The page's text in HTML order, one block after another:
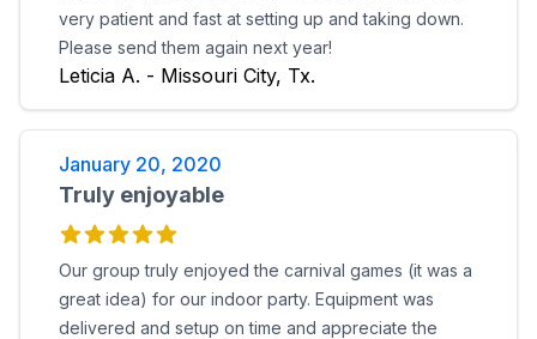
very patient and fast at setting up and taking down.
Please send them again next year!
Leticia A. - Missouri City, Tx.
January 20, 2020
Truly enjoyable
Our group truly enjoyed the carnival games (it was a
great idea) for our indoor party. Equipment was
delivered and setup on time and appreciate the